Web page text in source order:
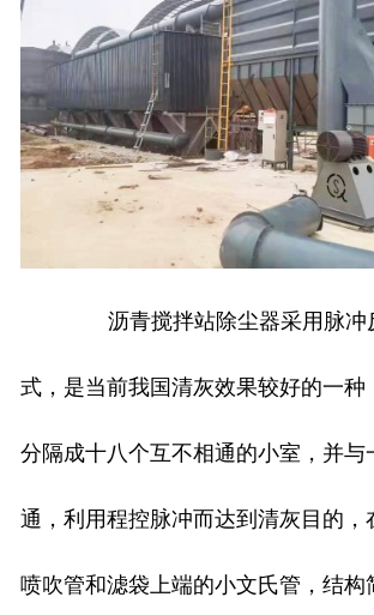
沥青搅拌站除尘器采用脉冲
式，是当前我国清灰效果较好的一种
分隔成十八个互不相通的小室，并与
通，利用程控脉冲而达到清灰目的，
喷吹管和滤袋上端的小文氏管，结构